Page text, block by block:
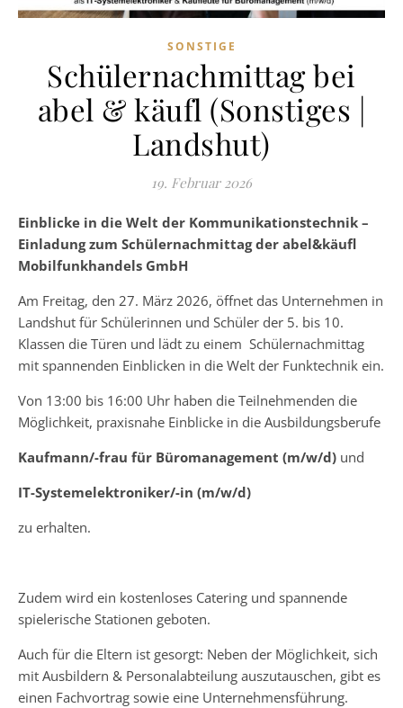
SONSTIGE
Schülernachmittag bei
abel & käufl (Sonstiges |
Landshut)
19. Februar 2026
Einblicke in die Welt der Kommunikationstechnik –
Einladung zum Schülernachmittag der abel&käufl
Mobilfunkhandels GmbH
Am Freitag, den 27. März 2026, öffnet das Unternehmen in
Landshut für Schülerinnen und Schüler der 5. bis 10.
Klassen die Türen und lädt zu einem Schülernachmittag
mit spannenden Einblicken in die Welt der Funktechnik ein.
Von 13:00 bis 16:00 Uhr haben die Teilnehmenden die
Möglichkeit, praxisnahe Einblicke in die Ausbildungsberufe
Kaufmann/-frau für Büromanagement (m/w/d) und
IT-Systemelektroniker/-in (m/w/d)
zu erhalten.
Zudem wird ein kostenloses Catering und spannende
spielerische Stationen geboten.
Auch für die Eltern ist gesorgt: Neben der Möglichkeit, sich
mit Ausbildern & Personalabteilung auszutauschen, gibt es
einen Fachvortrag sowie eine Unternehmensführung.